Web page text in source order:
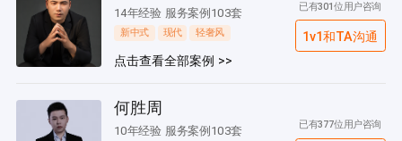
14年经验 服务案例103套
新中式 现代 轻奢风
点击查看全部案例 >>
已有301位用户咨询
1v1和TA沟通
何胜周
10年经验 服务案例103套 已有377位用户咨询